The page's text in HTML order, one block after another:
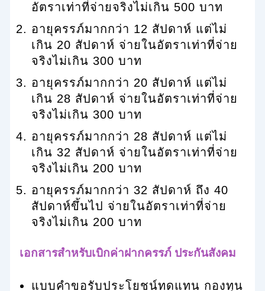
อัตราเท่าที่จ่ายจริงไม่เกิน 500 บาท
อายุครรภ์มากกว่า 12 สัปดาห์ แต่ไม่
เกิน 20 สัปดาห์ จ่ายในอัตราเท่าที่จ่าย
จริงไม่เกิน 300 บาท
อายุครรภ์มากกว่า 20 สัปดาห์ แต่ไม่
เกิน 28 สัปดาห์ จ่ายในอัตราเท่าที่จ่าย
จริงไม่เกิน 300 บาท
อายุครรภ์มากกว่า 28 สัปดาห์ แต่ไม่
เกิน 32 สัปดาห์ จ่ายในอัตราเท่าที่จ่าย
จริงไม่เกิน 200 บาท
อายุครรภ์มากกว่า 32 สัปดาห์ ถึง 40
สัปดาห์ขึ้นไป จ่ายในอัตราเท่าที่จ่าย
จริงไม่เกิน 200 บาท
เอกสารสำหรับเบิกค่าฝากครรภ์ ประกันสังคม
แบบคำขอรับประโยชน์ทดแทน กองทุน